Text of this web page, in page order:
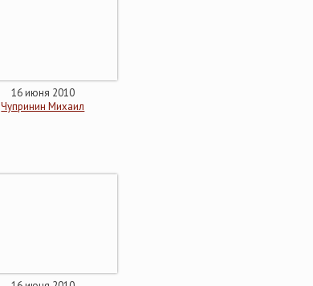
16 июня 2010
Чупринин Михаил